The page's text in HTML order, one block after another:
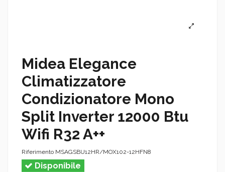
Midea Elegance
Climatizzatore
Condizionatore Mono
Split Inverter 12000 Btu
Wifi R32 A++
Riferimento MSAGSBU12HR/MOX102-12HFN8
Disponibile